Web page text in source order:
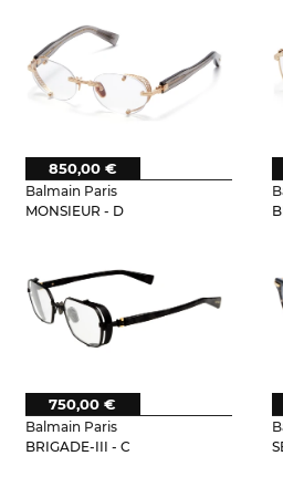
Balmain Paris
MONSIEUR - D
850,00 €
Balmain Paris
BRIGADE-III - C
750,00 €